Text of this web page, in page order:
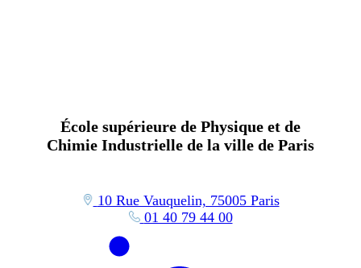
École supérieure de Physique et de
Chimie Industrielle de la ville de Paris
10 Rue Vauquelin, 75005 Paris
01 40 79 44 00